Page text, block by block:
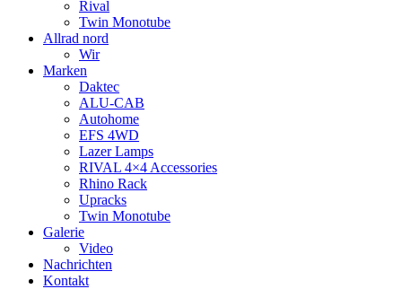
Rival
Twin Monotube
Allrad nord
Wir
Marken
Daktec
ALU-CAB
Autohome
EFS 4WD
Lazer Lamps
RIVAL 4×4 Accessories
Rhino Rack
Upracks
Twin Monotube
Galerie
Video
Nachrichten
Kontakt